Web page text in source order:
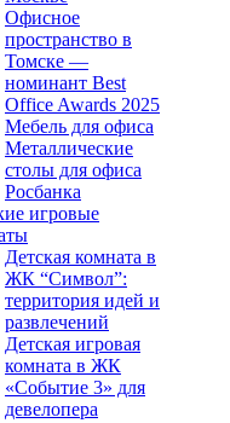
Офисное
пространство в
Томске —
номинант Best
Office Awards 2025
Мебель для офиса
Металлические
столы для офиса
Росбанка
игровые
Детская комната в
ЖК “Символ”:
территория идей и
развлечений
Детская игровая
комната в ЖК
«Событие 3» для
девелопера